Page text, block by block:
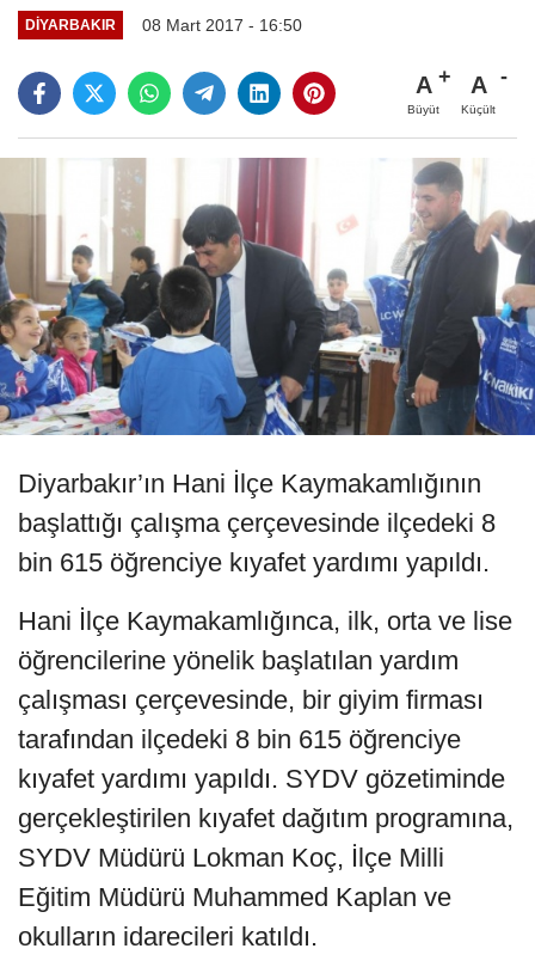
DIYARBAKIR 08 Mart 2017 - 16:50
A
Büyüt
A
Küçült
Diyarbakır’ın Hani İlçe Kaymakamlığının
başlattığı çalışma çerçevesinde ilçedeki 8
bin 615 öğrenciye kıyafet yardımı yapıldı.
Hani İlçe Kaymakamlığınca, ilk, orta ve lise
öğrencilerine yönelik başlatılan yardım
çalışması çerçevesinde, bir giyim firması
tarafından ilçedeki 8 bin 615 öğrenciye
kıyafet yardımı yapıldı. SYDV gözetiminde
gerçekleştirilen kıyafet dağıtım programına,
SYDV Müdürü Lokman Koç, İlçe Milli
Eğitim Müdürü Muhammed Kaplan ve
okulların idarecileri katıldı.